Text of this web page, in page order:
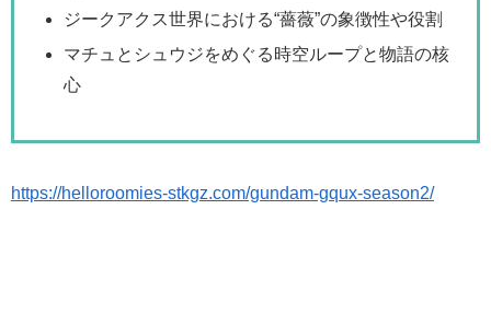
ジークアクス世界における“薔薇”の象徴性や役割
マチュとシュウジをめぐる時空ループと物語の核
心
https://helloroomies-stkgz.com/gundam-gqux-season2/